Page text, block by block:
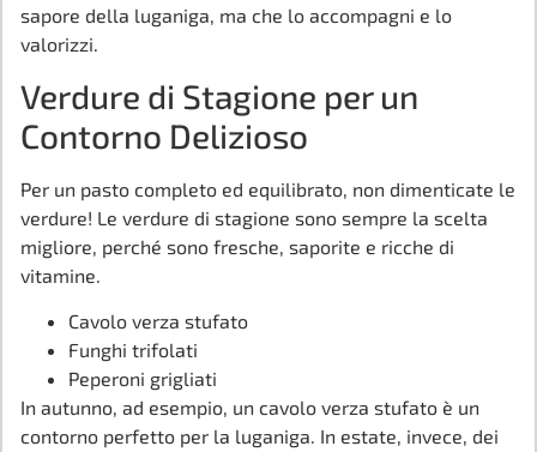
sapore della luganiga, ma che lo accompagni e lo
valorizzi.
Verdure di Stagione per un
Contorno Delizioso
Per un pasto completo ed equilibrato, non dimenticate le
verdure! Le verdure di stagione sono sempre la scelta
migliore, perché sono fresche, saporite e ricche di
vitamine.
Cavolo verza stufato
Funghi trifolati
Peperoni grigliati
In autunno, ad esempio, un cavolo verza stufato è un
contorno perfetto per la luganiga. In estate, invece, dei